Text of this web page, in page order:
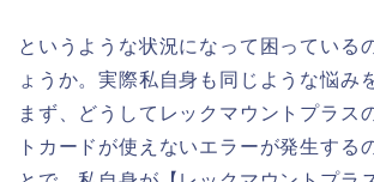
というような状況になって困っている
ょうか。実際私自身も同じような悩み
まず、どうしてレックマウントプラス
トカードが使えないエラーが発生する